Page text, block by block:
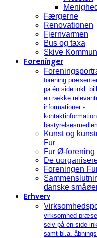
Færgerne
Renovationen
Fjernvarmen
Bus og taxa
Skive
Foreninger
forening
på én side inkl.
en række
informationer -
Kunst og
Fur
Fur Ø-forening
De
Foreningen
danske
Erhverv
virksomhed
selv på én side
samt bl.a.